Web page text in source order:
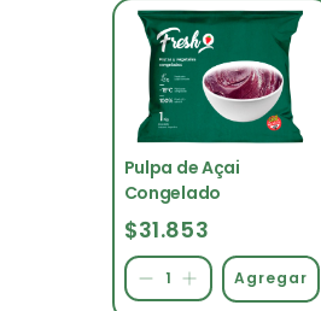
Pulpa de Açai
Congelado
$31.853